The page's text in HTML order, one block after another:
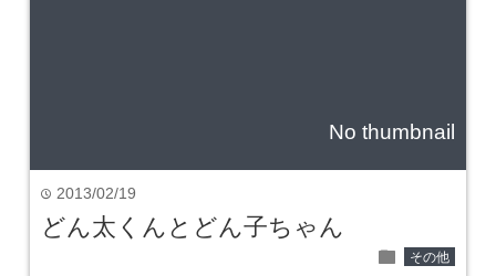
No thumbnail
time 2013/02/19
どん太くんとどん子ちゃん
folder その他